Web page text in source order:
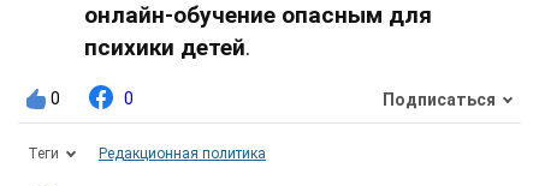
онлайн-обучение опасным для
психики детей.
0 0 Подписаться
Теги Редакционная политика